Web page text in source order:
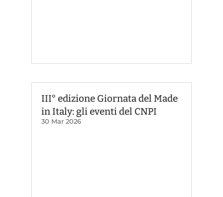
III° edizione Giornata del Made
in Italy: gli eventi del CNPI
30 Mar 2026